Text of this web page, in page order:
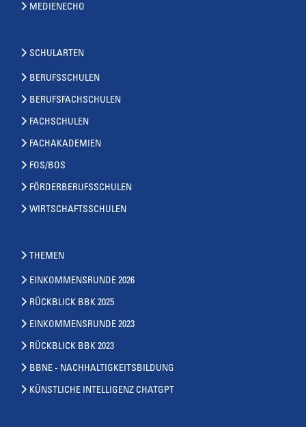
MEDIENECHO
SCHULARTEN
BERUFSSCHULEN
BERUFSFACHSCHULEN
FACHSCHULEN
FACHAKADEMIEN
FOS/BOS
FÖRDERBERUFSSCHULEN
WIRTSCHAFTSSCHULEN
THEMEN
EINKOMMENSRUNDE 2026
RÜCKBLICK BBK 2025
EINKOMMENSRUNDE 2023
RÜCKBLICK BBK 2023
BBNE - NACHHALTIGKEITSBILDUNG
KÜNSTLICHE INTELLIGENZ CHATGPT